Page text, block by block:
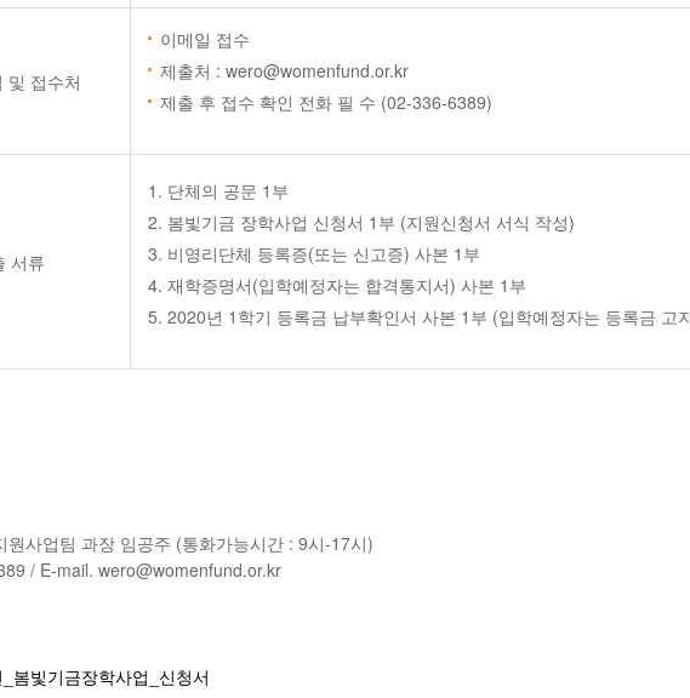
및 접수처
이메일 접수
제출처 : wero@womenfund.or.kr
제출 후 접수 확인 전화 필 수 (02-336-6389)
서류
단체의 공문 1부
봄빛기금 장학사업 신청서 1부 (지원신청서 서식 작성)
비영리단체 등록증(또는 신고증) 사본 1부
재학증명서(입학예정자는 합격통지서) 사본 1부
2020년 1학기 등록금 납부확인서 사본 1부 (입학예정자는 등록금 고
원사업팀 과장 임공주 (통화가능시간 : 9시-17시)
/ E-mail. wero@womenfund.or.kr
봄빛기금장학사업_신청서